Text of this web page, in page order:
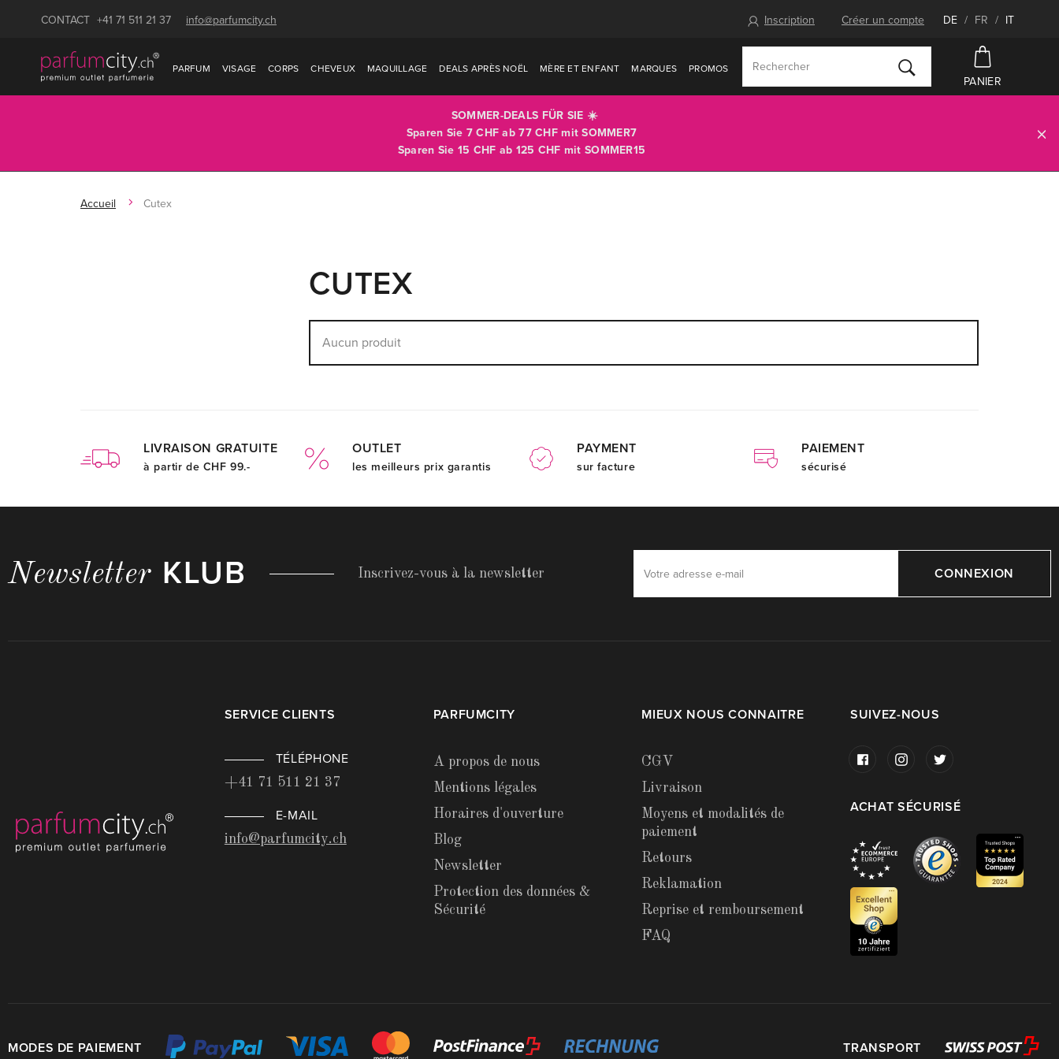
CONTACT +41 71 511 21 37 info@parfumcity.ch Inscription Créer un compte DE / FR / IT
PARFUM VISAGE CORPS CHEVEUX MAQUILLAGE DEALS APRÈS NOËL MÈRE ET ENFANT MARQUES PROMOS
PANIER
SOMMER-DEALS FÜR SIE ☀️
Sparen Sie 7 CHF ab 77 CHF mitSOMMER7
Sparen Sie 15 CHF ab 125 CHF mit SOMMER15
Accueil Cutex
CUTEX
Aucun produit
LIVRAISON GRATUITE
à partir de CHF 99.-
OUTLET
les meilleurs prix garantis
PAYMENT
sur facture
PAIEMENT
sécurisé
Newsletter KLUB Inscrivez-vous à la newsletter CONNEXION
SERVICE CLIENTS
TÉLÉPHONE
+41 71 511 21 37
E-MAIL
info@parfumcity.ch
PARFUMCITY
A propos de nous
Mentions légales
Horaires d'ouverture
Blog
Newsletter
Protection des données &
Sécurité
MIEUX NOUS CONNAITRE
CGV
Livraison
Moyens et modalités de
paiement
Retours
Reklamation
Reprise et remboursement
FAQ
SUIVEZ-NOUS
ACHAT SÉCURISÉ
MODES DE PAIEMENT TRANSPORT